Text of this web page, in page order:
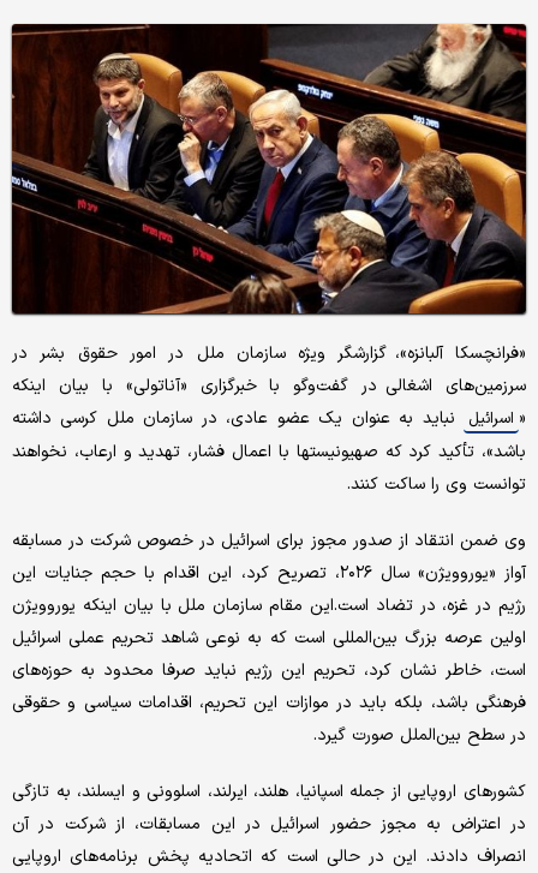
«فرانچسکا آلبانزه»، گزارشگر ویژه سازمان ملل در امور حقوق بشر در
سرزمین‌های اشغالی در گفت‌وگو با خبرگزاری «آناتولی» با بیان اینکه
« اسرائیل
نباید به عنوان یک عضو عادی، در سازمان ملل کرسی داشته
باشد»، تأکید کرد که صهیونیستها با اعمال فشار، تهدید و ارعاب،‌ نخواهند
توانست وی را ساکت کنند.
وی ضمن انتقاد از صدور مجوز برای اسرائیل در خصوص شرکت در مسابقه
آواز «یوروویژن» سال ۲۰۲۶، تصریح کرد، این اقدام با حجم جنایات این
رژیم در غزه، در تضاد است.این مقام سازمان ملل با بیان اینکه یوروویژن
اولین عرصه بزرگ بین‌المللی است که به نوعی شاهد تحریم عملی اسرائیل
است، خاطر نشان کرد، تحریم این رژیم نباید صرفا محدود به حوزه‌های
فرهنگی باشد، بلکه باید در موازات این تحریم،‌ اقدامات سیاسی و حقوقی
در سطح بین‌الملل صورت گیرد.
کشورهای اروپایی از جمله اسپانیا، هلند، ایرلند، اسلوونی و ایسلند، به تازگی
در اعتراض به مجوز حضور اسرائیل در این مسابقات، از شرکت در آن
انصراف دادند. این در حالی است که اتحادیه پخش برنامه‌های اروپایی